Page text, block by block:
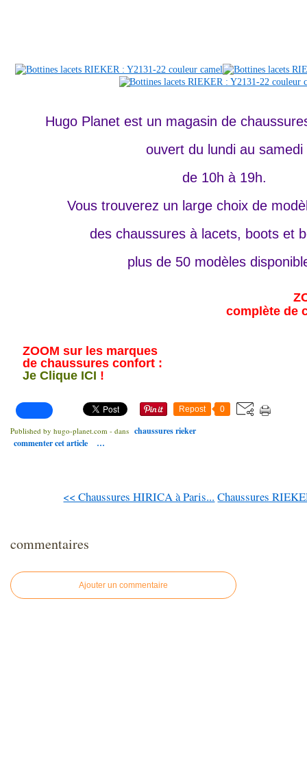
Hugo Planet est un magasin de
ouvert du lundi au samedi
de 10h à 19h.
Vous trouverez un large choix de
des chaussures à lacets, boots et
plus de 50 modèles
complète de
ZOOM sur les marques
de chaussures confort :
Je Clique ICI !
Repost 0
Published by hugo-planet.com - dans chaussures rieker
commenter cet article
…
<< Chaussures HIRICA à Paris... Chaussures
commentaires
Ajouter un commentaire